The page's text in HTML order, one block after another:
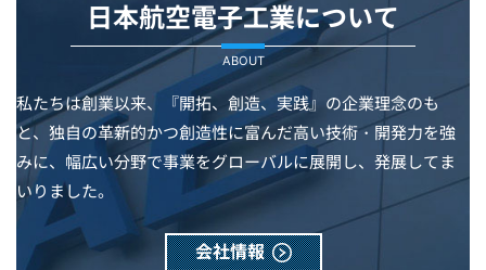
日本航空電子工業について
ABOUT
私たちは創業以来、『開拓、創造、実践』の企業理念のも
と、独自の革新的かつ創造性に富んだ高い技術・開発力を強
みに、幅広い分野で事業をグローバルに展開し、発展してま
いりました。
会社情報